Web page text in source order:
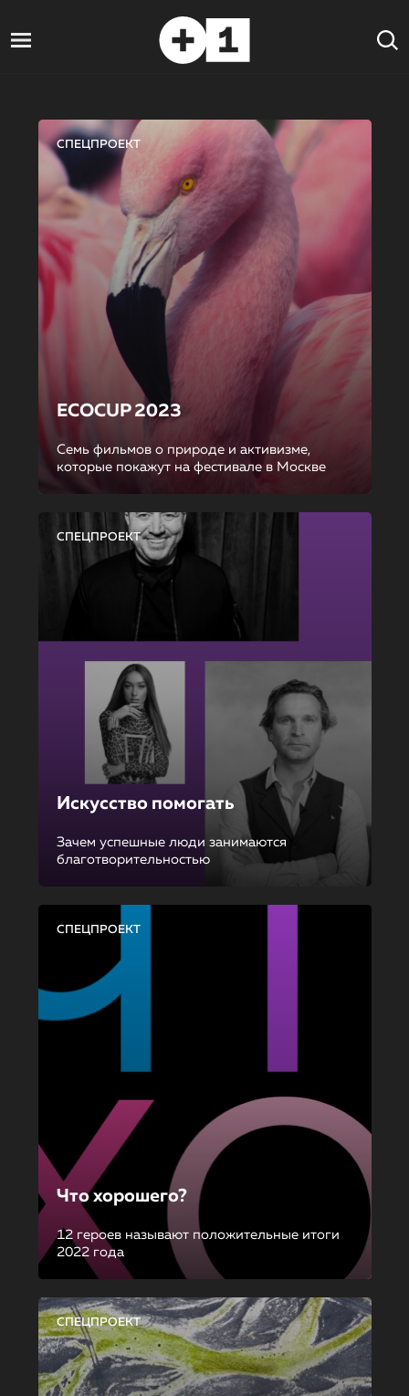
СПЕЦПРОЕКТ
ECOCUP 2023
Семь фильмов о природе и активизме,
которые покажут на фестивале в Москве
СПЕЦПРОЕКТ
Искусство помогать
Зачем успешные люди занимаются
благотворительностью
СПЕЦПРОЕКТ
Что хорошего?
12 героев называют положительные итоги
2022 года
СПЕЦПРОЕКТ